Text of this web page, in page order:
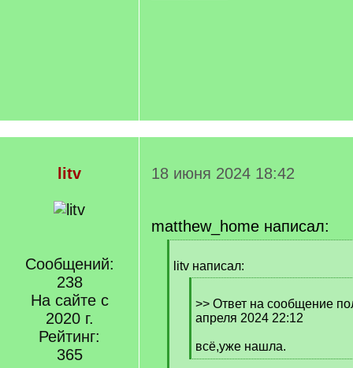
litv
Сообщений:
238
На сайте с
2020 г.
Рейтинг:
365
18 июня 2024 18:42
matthew_home написал:
qlitv написал:
q
]
>> Ответ на сообщение
апреля 2024 22:12
всё,уже нашла.
[